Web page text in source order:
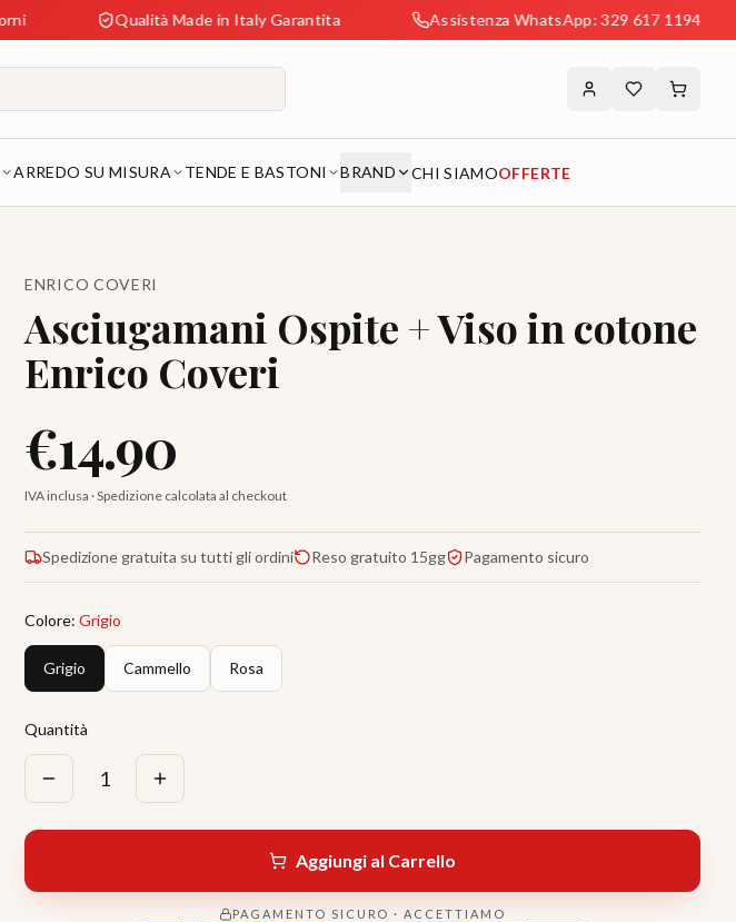
Qualità Made in Italy Garantita Assistenza WhatsApp: 329 617 1194
ARREDO SU MISURA TENDE E BASTONI BRAND CHI SIAMOOFFERTE
ENRICO COVERI
Asciugamani Ospite + Viso in cotone
Enrico Coveri
€14.90
IVA inclusa · Spedizione calcolata al checkout
Spedizione gratuita su tutti gli ordini Reso gratuito 15gg Pagamento sicuro
Colore: Grigio
Grigio Cammello Rosa
Quantità
1
Aggiungi al Carrello
PAGAMENTO SICURO · ACCETTIAMO